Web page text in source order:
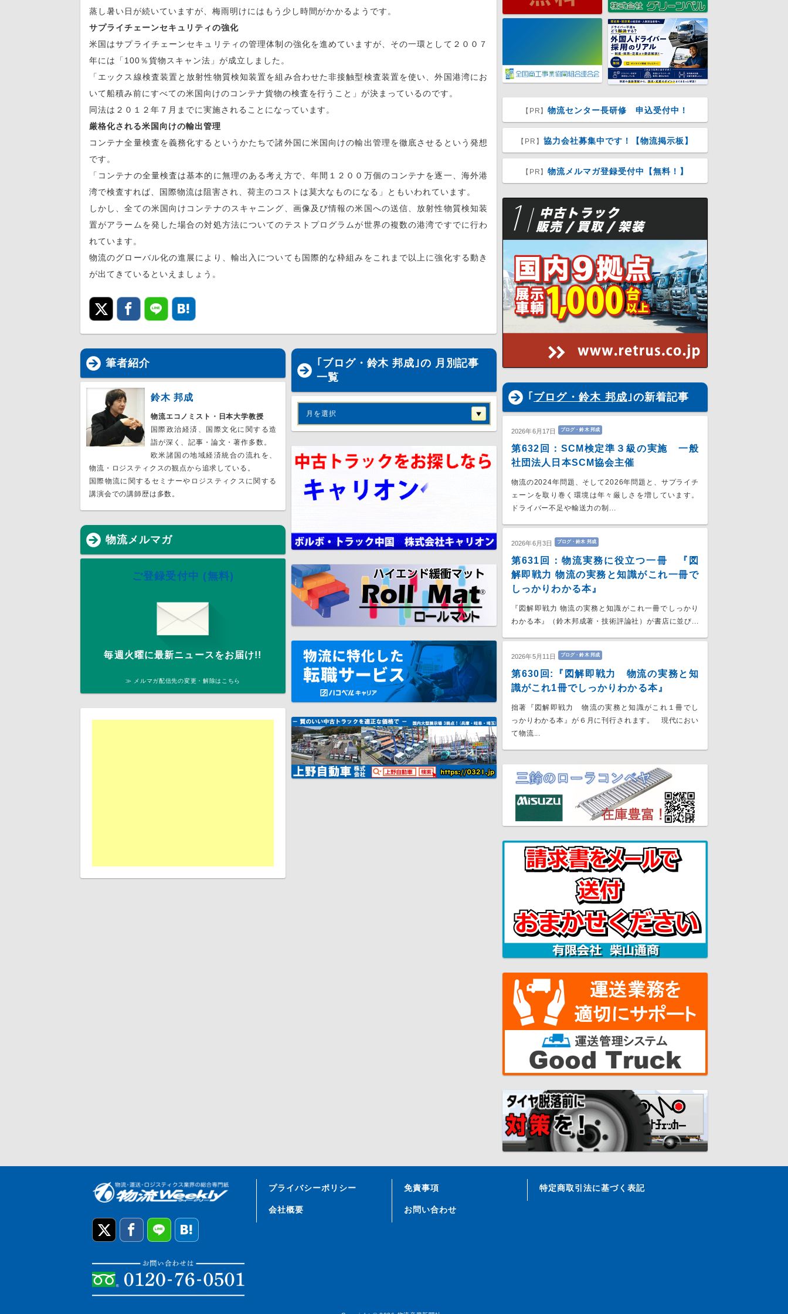
蒸し暑い日が続いていますが、梅雨明けにはもう少し時間がかかるようです。
サプライチェーンセキュリティの強化
米国はサプライチェーンセキュリティの管理体制の強化を進めていますが、その一環として２００７
年には「100％貨物スキャン法」が成立しました。
「エックス線検査装置と放射性物質検知装置を組み合わせた非接触型検査装置を使い、外国港湾にお
いて船積み前にすべての米国向けのコンテナ貨物の検査を行うこと」が決まっているのです。
同法は２０１２年７月までに実施されることになっています。
厳格化される米国向けの輸出管理
コンテナ全量検査を義務化するというかたちで諸外国に米国向けの輸出管理を徹底させるという発想
です。
「コンテナの全量検査は基本的に無理のある考え方で、年間１２００万個のコンテナを逐一、海外港
湾で検査すれば、国際物流は阻害され、荷主のコストは莫大なものになる」ともいわれています。
しかし、全ての米国向けコンテナのスキャニング、画像及び情報の米国への送信、放射性物質検知装
置がアラームを発した場合の対処方法についてのテストプログラムが世界の複数の港湾ですでに行わ
れています。
物流のグローバル化の進展により、輸出入についても国際的な枠組みをこれまで以上に強化する動き
が出てきているといえましょう。
【PR】物流センター長研修 申込受付中！
【PR】 協力会社募集中です！【物流掲示板】
【PR】物流メルマガ登録受付中【無料！】
筆者紹介
鈴木 邦成
物流エコノミスト・日本大学教授
国際政治経済、国際文化に関する造
詣が深く、記事・論文・著作多数。
欧米諸国の地域経済統合の流れを、
物流・ロジスティクスの観点から追求している。
国際物流に関するセミナーやロジスティクスに関する
講演会での講師歴は多数。
｢ブログ・鈴木 邦成｣の 月別記事
一覧
月を選択
｢ ブログ・鈴木 邦成 ｣の新着記事
2026年6月17日 ブログ・鈴木 邦成
第632回：SCM検定準３級の実施 一般
社団法人日本SCM協会主催
物流の2024年問題、そして2026年問題と、サプライチ
ェーンを取り巻く環境は年々厳しさを増しています。
ドライバー不足や輸送力の制...
2026年6月3日 ブログ・鈴木 邦成
第631回：物流実務に役立つ一冊 『図
解即戦力 物流の実務と知識がこれ一冊で
しっかりわかる本』
『図解即戦力 物流の実務と知識がこれ一冊でしっかり
わかる本』（鈴木邦成著・技術評論社）が書店に並び...
2026年5月11日 ブログ・鈴木 邦成
第630回:『図解即戦力 物流の実務と知
識がこれ1冊でしっかりわかる本』
拙著『図解即戦力 物流の実務と知識がこれ１冊でし
っかりわかる本』が６月に刊行されます。 現代におい
て物流...
物流メルマガ
ご登録受付中 (無料)
毎週火曜に最新ニュースをお届け!!
≫ メルマガ配信先の変更・解除はこちら
プライバシーポリシー 免責事項 特定商取引法に基づく表記
会社概要 お問い合わせ